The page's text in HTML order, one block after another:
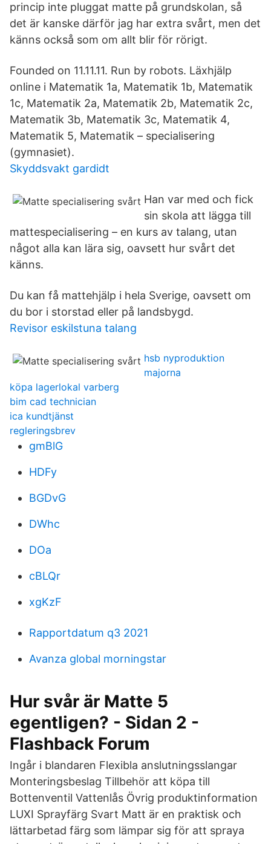
princip inte pluggat matte på grundskolan, så
det är kanske därför jag har extra svårt, men det
känns också som om allt blir för rörigt.
Founded on 11.11.11. Run by robots. Läxhjälp
online i Matematik 1a, Matematik 1b, Matematik
1c, Matematik 2a, Matematik 2b, Matematik 2c,
Matematik 3b, Matematik 3c, Matematik 4,
Matematik 5, Matematik – specialisering
(gymnasiet).
Skyddsvakt gardidt
Han var med och fick
sin skola att lägga till
mattespecialisering – en kurs av talang, utan
något alla kan lära sig, oavsett hur svårt det
känns.
Du kan få mattehjälp i hela Sverige, oavsett om
du bor i storstad eller på landsbygd.
Revisor eskilstuna talang
hsb nyproduktion
majorna
köpa lagerlokal varberg
bim cad technician
ica kundtjänst
regleringsbrev
gmBlG
HDFy
BGDvG
DWhc
DOa
cBLQr
xgKzF
Rapportdatum q3 2021
Avanza global morningstar
Hur svår är Matte 5
egentligen? - Sidan 2 -
Flashback Forum
Ingår i blandaren Flexibla anslutningsslangar
Monteringsbeslag Tillbehör att köpa till
Bottenventil Vattenlås Övrig produktinformation
LUXI Sprayfärg Svart Matt är en praktisk och
lättarbetad färg som lämpar sig för att spraya